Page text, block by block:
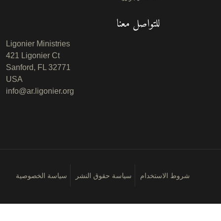
للتواصل معنا
Ligonier Ministries
421 Ligonier Ct
Sanford, FL 32771
USA
info@ar.ligonier.org
شروط الاستخدام سياسة حقوق النشر سياسة الخصوصية